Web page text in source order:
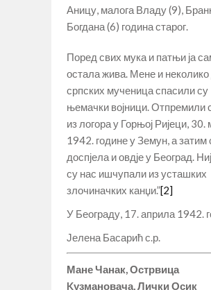
Аницу, малога Владу (9),
Богдана (6) година старог.
Поред свих мука и патњи ја
остала жива. Мене и неколико
српских мученица спасили су
њемачки војници. Отпремили
из логора у Горњој Ријеци, 30.
1942. године у Земун, а затим
доспјела и овдје у Београд.
су нас ишчупали из усташких
злочиначких канџи.”[2]
У Београду, 17. априла 1942.
Јелена Басарић с.р.
Мане Чанак, Острвица
Kузмановача, Лички Осик